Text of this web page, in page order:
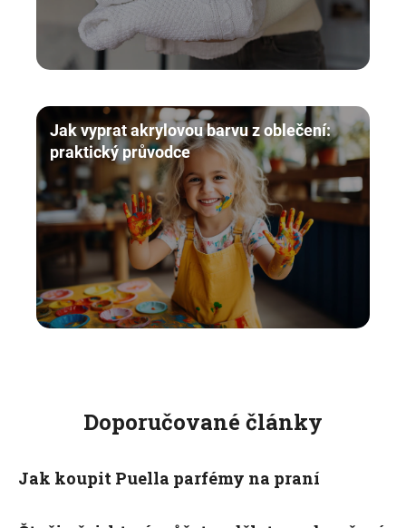
Jak vyprat akrylovou barvu z oblečení:
praktický průvodce
Doporučované články
Jak koupit Puella parfémy na praní